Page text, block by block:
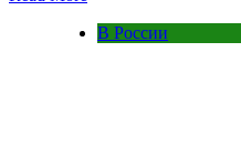
В России